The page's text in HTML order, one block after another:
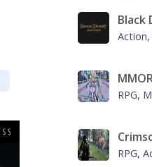
Black
Action,
RPG,
RPG,